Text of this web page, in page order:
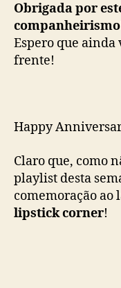
Obrigada por
companheirismo
Espero que
frente!
Happy
Claro que, como
playlist desta
comemoração ao
lipstick corner!